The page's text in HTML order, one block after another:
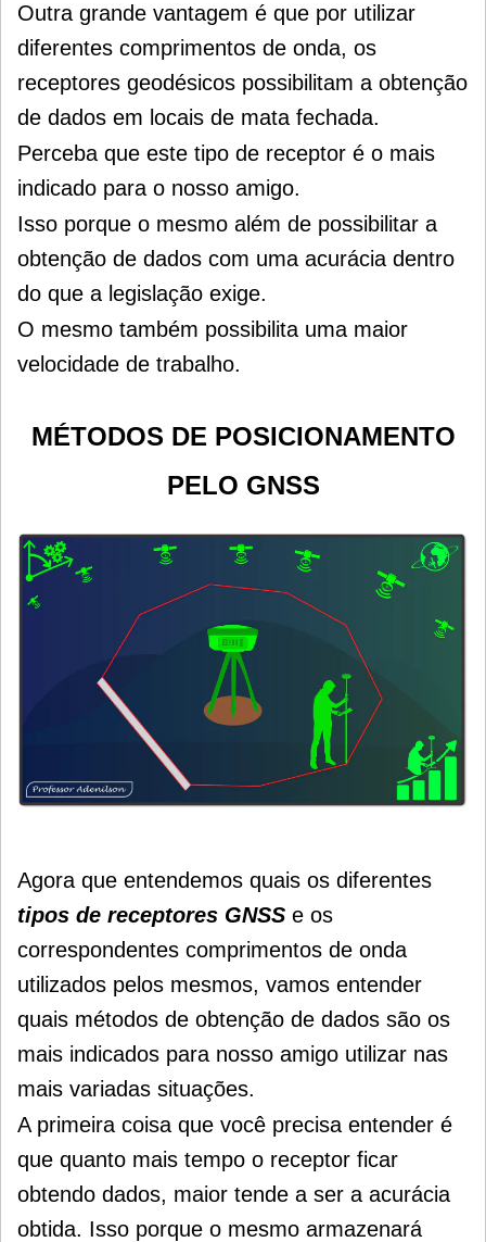
Outra grande vantagem é que por utilizar
diferentes comprimentos de onda, os
receptores geodésicos possibilitam a obtenção
de dados em locais de mata fechada.
Perceba que este tipo de receptor é o mais
indicado para o nosso amigo.
Isso porque o mesmo além de possibilitar a
obtenção de dados com uma acurácia dentro
do que a legislação exige.
O mesmo também possibilita uma maior
velocidade de trabalho.
MÉTODOS DE POSICIONAMENTO
PELO GNSS
Agora que entendemos quais os diferentes
tipos de receptores GNSS e os
correspondentes comprimentos de onda
utilizados pelos mesmos, vamos entender
quais métodos de obtenção de dados são os
mais indicados para nosso amigo utilizar nas
mais variadas situações.
A primeira coisa que você precisa entender é
que quanto mais tempo o receptor ficar
obtendo dados, maior tende a ser a acurácia
obtida. Isso porque o mesmo armazenará